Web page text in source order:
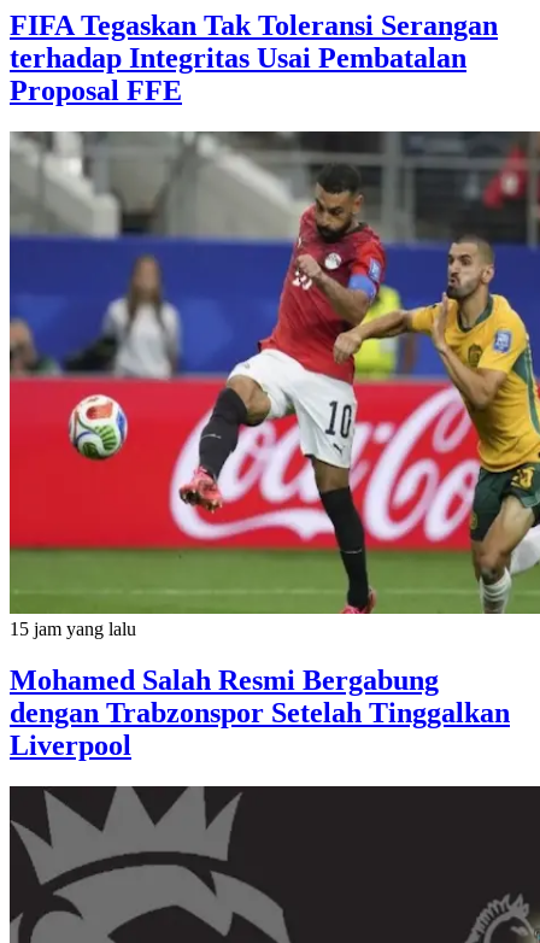
FIFA Tegaskan Tak Toleransi Serangan
terhadap Integritas Usai Pembatalan
Proposal FFE
15 jam yang lalu
Mohamed Salah Resmi Bergabung
dengan Trabzonspor Setelah Tinggalkan
Liverpool